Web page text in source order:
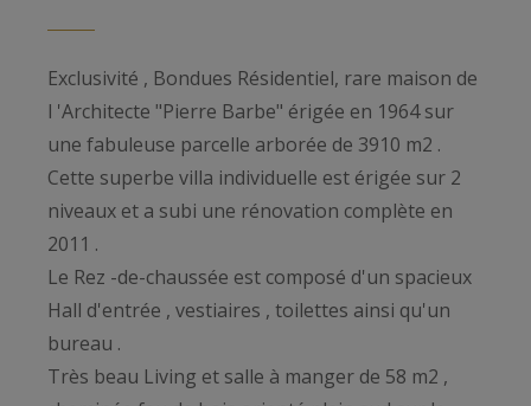
Exclusivité , Bondues Résidentiel, rare maison de
l 'Architecte "Pierre Barbe" érigée en 1964 sur
une fabuleuse parcelle arborée de 3910 m2 .
Cette superbe villa individuelle est érigée sur 2
niveaux et a subi une rénovation complète en
2011 .
Le Rez -de-chaussée est composé d'un spacieux
Hall d'entrée , vestiaires , toilettes ainsi qu'un
bureau .
Très beau Living et salle à manger de 58 m2 ,